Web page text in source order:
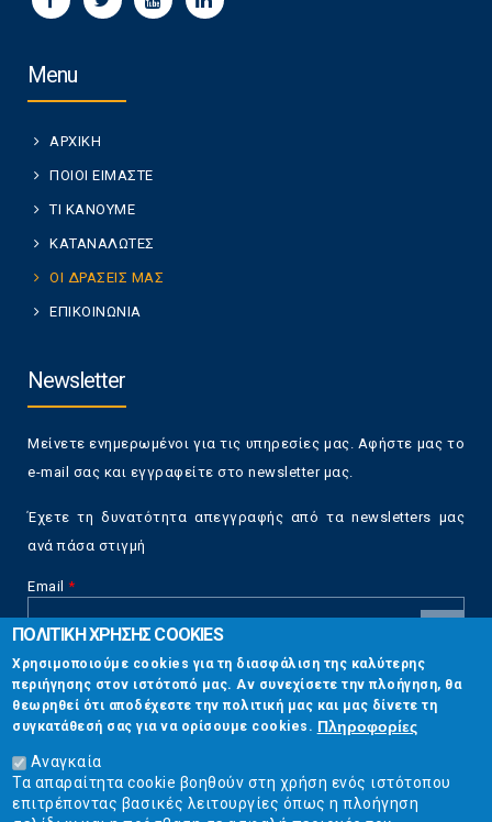
Menu
ΑΡΧΙΚΗ
ΠΟΙΟΙ ΕΙΜΑΣΤΕ
ΤΙ ΚΑΝΟΥΜΕ
ΚΑΤΑΝΑΛΩΤΕΣ
ΟΙ ΔΡΑΣΕΙΣ ΜΑΣ
ΕΠΙΚΟΙΝΩΝΙΑ
Newsletter
Μείνετε ενημερωμένοι για τις υπηρεσίες μας. Αφήστε μας το
e-mail σας και εγγραφείτε στο newsletter μας.
Έχετε τη δυνατότητα απεγγραφής από τα newsletters μας
ανά πάσα στιγμή
Email *
CAPTCHA
This
question is
for testing
whether or
not you are a
human visitor
and to
prevent
Επικοινωνία
Στουρνάρη 17, Αθήνα 10683
2103304444
ΠΟΛΙΤΙΚΗ ΧΡΗΣΗΣ COOKIES
Χρησιμοποιούμε cookies για τη διασφάλιση της καλύτερης
περιήγησης στον ιστότοπό μας. Αν συνεχίσετε την πλοήγηση, θα
θεωρηθεί ότι αποδέχεστε την πολιτική μας και μας δίνετε τη
συγκατάθεσή σας για να ορίσουμε cookies. Πληροφορίες
Αναγκαία
Τα απαραίτητα cookie βοηθούν στη χρήση ενός ιστότοπου
επιτρέποντας βασικές λειτουργίες όπως η πλοήγηση